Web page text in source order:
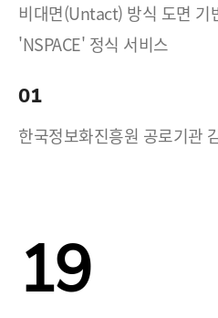
비대면(Untact) 방식 도면 기
'NSPACE' 정식 서비스
01
한국정보화진흥원 공로기관
19